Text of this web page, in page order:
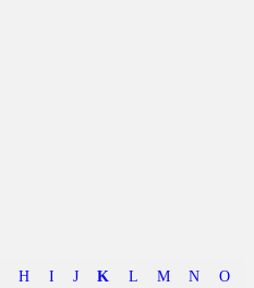
H I J K L M N O